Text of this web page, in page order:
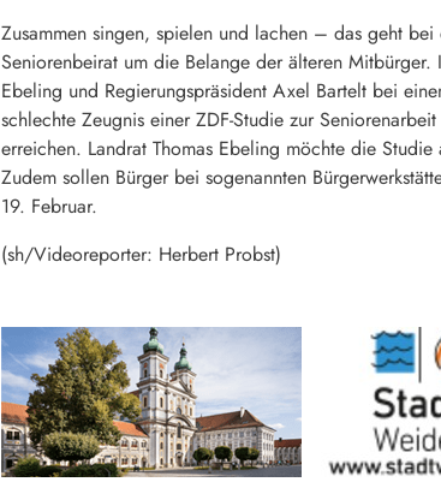
Zusammen singen, spielen und lachen – das geht
Seniorenbeirat um die Belange der älteren
Ebeling und Regierungspräsident Axel Bartelt bei
schlechte Zeugnis einer ZDF-Studie zur
erreichen. Landrat Thomas Ebeling möchte die
Zudem sollen Bürger bei sogenannten
19. Februar.
(sh/Videoreporter: Herbert Probst)